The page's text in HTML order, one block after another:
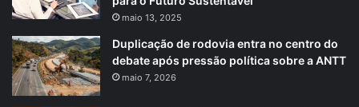
maio 13, 2025
Duplicação de rodovia entra no centro do
debate após pressão política sobre a ANTT
maio 7, 2026